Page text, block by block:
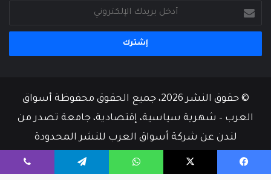
بريدك
الإلكتروني
© حقوق النشر 2026، جميع الحقوق محفوظة أسواق
العرب – شهرية سياسية، إقتصادية، جامعة تصدر من
لندن عن شركة أسواق العرب للنشر المحدودة
من نحن أسرة التحرير إتصل بنا
فيسبوك ‫X واتساب تيلقرام ڤايبر